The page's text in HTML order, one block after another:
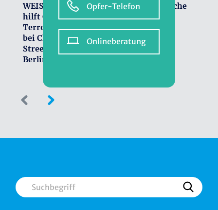
Opfer-Telefon
Onlineberatung
WEISSER RING
hilft Opfern nach
Terroranschlag
bei Christopher
Street Day in
Berlin
Die empathische
Kämpferin
Suche